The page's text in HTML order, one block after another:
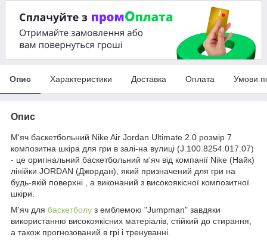
Опис Характеристики Доставка Оплата Умови
Опис
М'яч баскетбольний Nike Air Jordan Ultimate 2.0 розмір 7
композитна шкіра для гри в залі-на вулиці (J.100.8254.017.07)
- це оригінальний баскетбольний м'яч від компанії Nike (Найк)
лінійки JORDAN (Джордан), який призначений для гри на
будь-якій поверхні , а виконаний з високоякісної композитної
шкіри.
М'яч для баскетболу з емблемою "Jumpman" завдяки
використанню високоякісних матеріалів, стійкий до стирання,
а також прогнозований в грі і тренуванні.